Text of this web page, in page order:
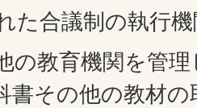
た合議制の執行
の教育機関を管
書その他の教材